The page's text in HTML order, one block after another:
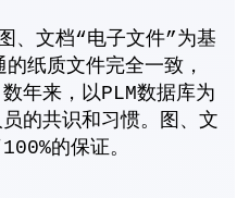
文档“电子文件”为基
纸质文件完全一致，
年来，以PLM数据库为
的共识和习惯。图、文
的保证。